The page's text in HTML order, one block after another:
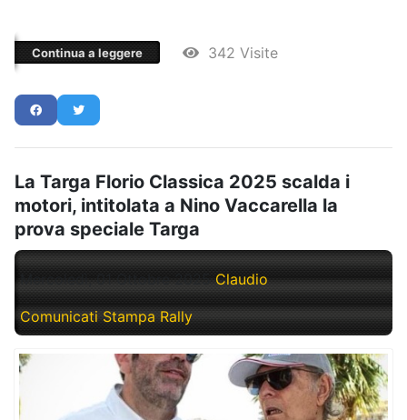
Continua a leggere 342 Visite
La Targa Florio Classica 2025 scalda i
motori, intitolata a Nino Vaccarella la
prova speciale Targa
Mercoledì, 01 Ottobre 2025 Claudio
Comunicati Stampa Rally